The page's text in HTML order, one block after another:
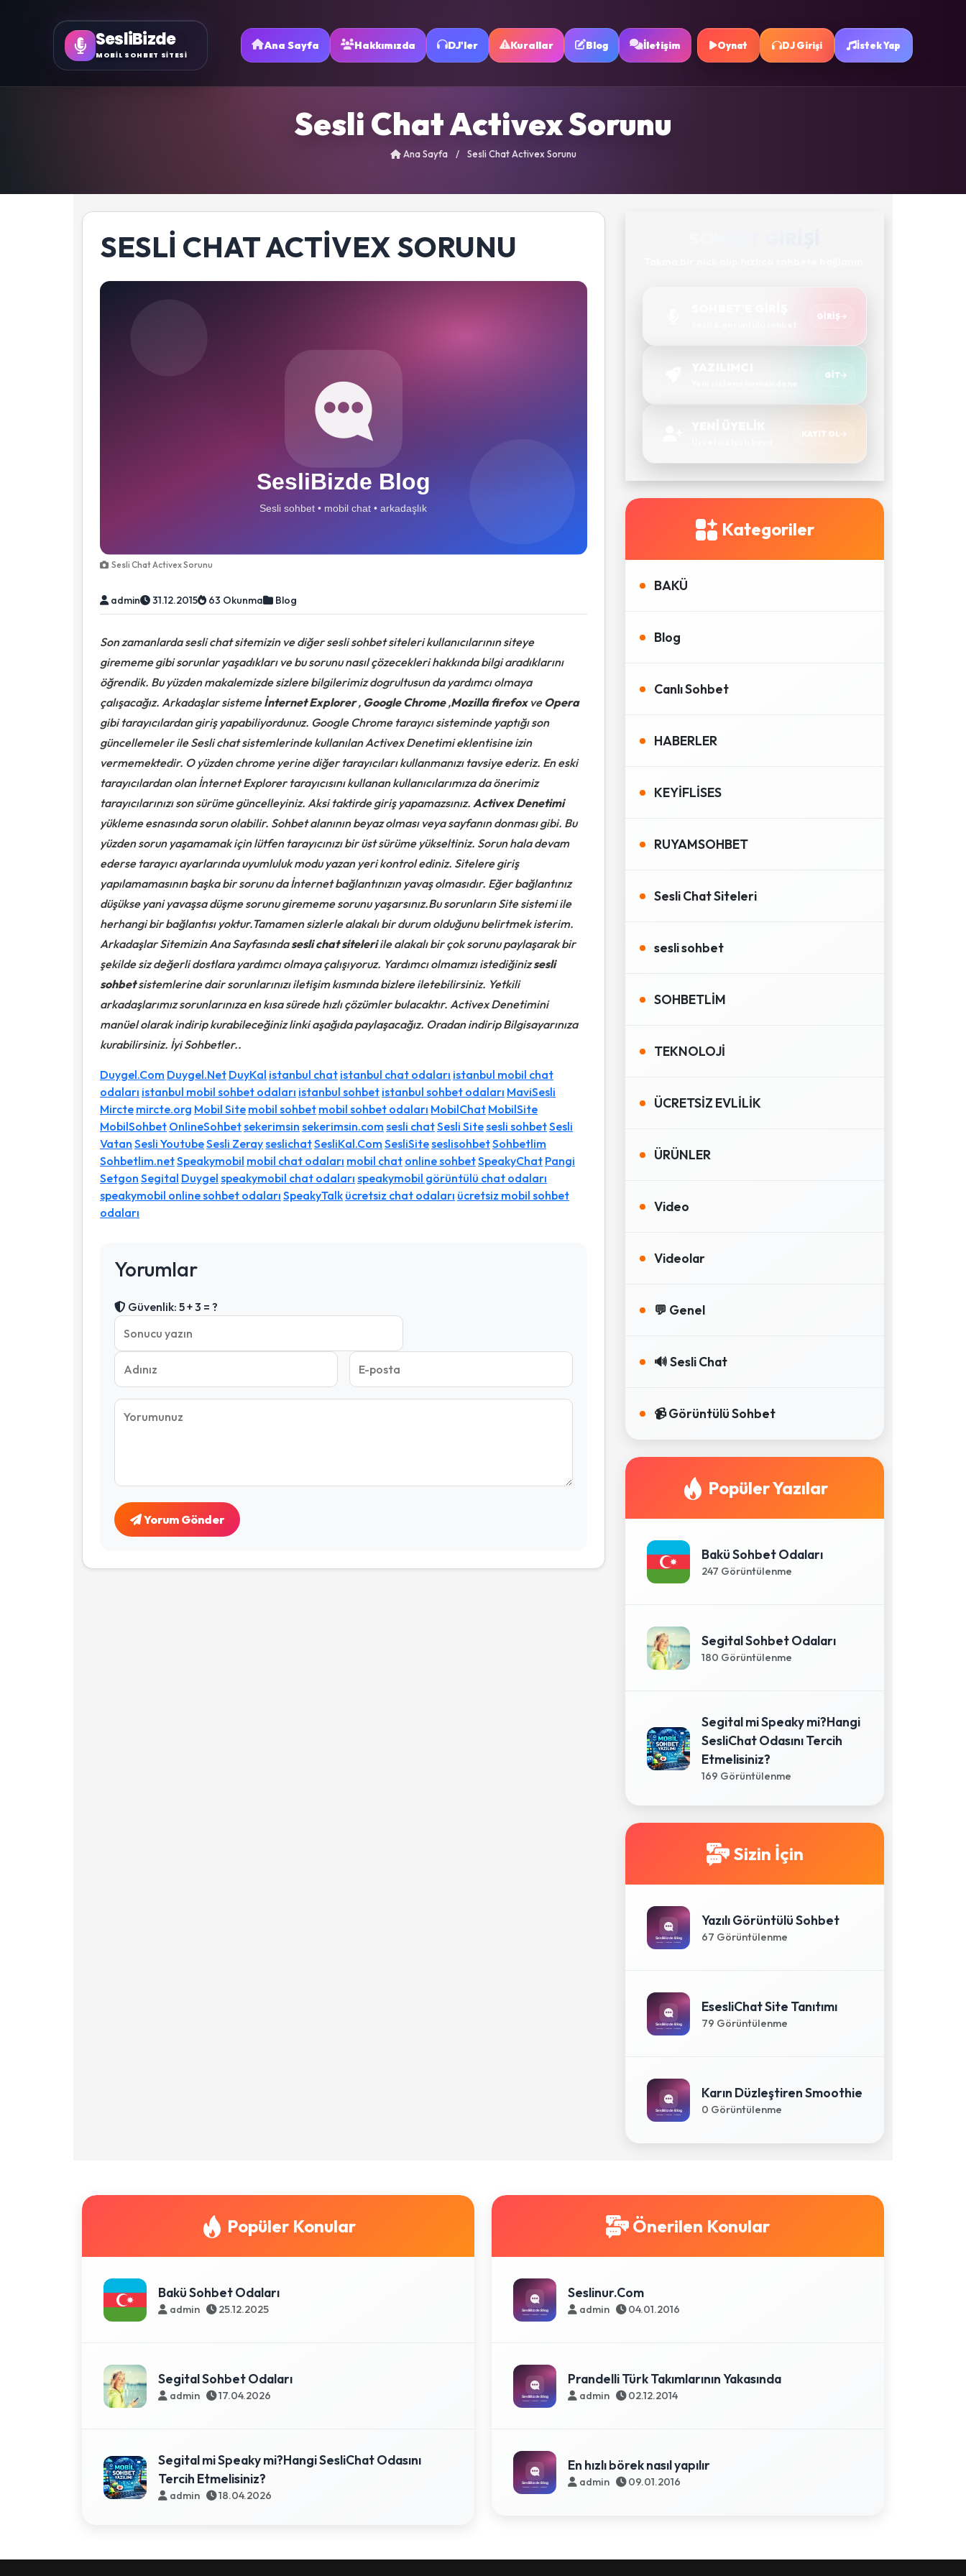
SesliBizde
MOBİL SOHBET SİTESİ
Ana Sayfa Hakkımızda DJ'ler Kurallar Blog İletişim Oynat DJ Girişi İstek Yap
Sesli Chat Activex Sorunu
Ana Sayfa / Sesli Chat Activex Sorunu
SESLI CHAT ACTIVEX SORUNU
Sesli Chat Activex Sorunu
admin 31.12.2015 63 Okunma Blog
Son zamanlarda sesli chat sitemizin ve diğer sesli sohbet siteleri kullanıcılarının siteye
girememe gibi sorunlar yaşadıkları ve bu sorunu nasıl çözecekleri hakkında bilgi aradıklarını
öğrendik. Bu yüzden makalemizde sizlere bilgilerimiz dogrultusun da yardımcı olmaya
çalışacağız. Arkadaşlar sistemeİnternet Explorer, Google Chrome,Mozilla firefoxveOpera
gibi tarayıcılardan giriş yapabiliyordunuz. Google Chrome tarayıcı sisteminde yaptığı son
güncellemeler ile Sesli chat sistemlerinde kullanılan Activex Denetimi eklentisine izin
vermemektedir. O yüzden chrome yerine diğer tarayıcıları kullanmanızı tavsiye ederiz. En eski
tarayıcılardan olan İnternet Explorer tarayıcısını kullanan kullanıcılarımıza da önerimiz
tarayıcılarınızı son sürüme güncelleyiniz. Aksi taktirde giriş yapamazsınız. Activex Denetimi
yükleme esnasında sorun olabilir. Sohbet alanının beyaz olması veya sayfanın donması gibi. Bu
yüzden sorun yaşamamak için lütfen tarayıcınızı bir üst sürüme yükseltiniz. Sorun hala devam
ederse tarayıcı ayarlarında uyumluluk modu yazan yeri kontrol ediniz. Sitelere giriş
yapılamamasının başka bir sorunu da İnternet bağlantınızın yavaş olmasıdır. Eğer bağlantınız
düşükse yani yavaşsa düşme sorunu girememe sorunu yaşarsınız.Bu sorunların Site sistemi ile
herhangi bir bağlantısı yoktur.Tamamen sizlerle alakalı bir durum olduğunu belirtmek isterim.
Arkadaşlar Sitemizin Ana Sayfasındasesli chat siteleriile alakalı bir çok sorunu paylaşarak bir
şekilde siz değerli dostlara yardımcı olmaya çalışıyoruz. Yardımcı olmamızı istediğinizsesli
sohbetsistemlerine dair sorunlarınızı iletişim kısmında bizlere iletebilirsiniz. Yetkili
arkadaşlarımız sorunlarınıza en kısa sürede hızlı çözümler bulacaktır. Activex Denetimini
manüel olarak indirip kurabileceğiniz linki aşağıda paylaşacağız. Oradan indirip Bilgisayarınıza
kurabilirsiniz. İyi Sohbetler..
Duygel.Com Duygel.Net DuyKal istanbul chat istanbul chat odaları istanbul mobil chat
odaları istanbul mobil sohbet odaları istanbul sohbet istanbul sohbet odaları MaviSesli
Mircte mircte.org Mobil Site mobil sohbet mobil sohbet odaları MobilChat MobilSite
MobilSohbet OnlineSohbetsekerimsin sekerimsin.com sesli chatSesli Sitesesli sohbetSesli
Vatan Sesli YoutubeSesli ZerayseslichatSesliKal.Com SesliSiteseslisohbetSohbetlim
Sohbetlim.netSpeakymobil mobil chat odaları mobil chat online sohbetSpeakyChat Pangi
Setgon Segital Duygel speakymobil chat odaları speakymobil görüntülü chat odaları
speakymobil online sohbet odaları SpeakyTalk ücretsiz chat odaları ücretsiz mobil sohbet
odaları
Yorumlar
Güvenlik: 5 + 3 = ?
Yorum Gönder
GIRIŞ
GIT
KAYIT OL
Kategoriler
BAKÜ
Blog
Canlı Sohbet
HABERLER
KEYİFLİSES
RUYAMSOHBET
Sesli Chat Siteleri
sesli sohbet
SOHBETLİM
TEKNOLOJİ
ÜCRETSİZ EVLİLİK
ÜRÜNLER
Video
Videolar
💬 Genel
🔊 Sesli Chat
📹 Görüntülü Sohbet
Popüler Yazılar
Bakü Sohbet Odaları
247 Görüntülenme
Segital Sohbet Odaları
180 Görüntülenme
Segital mi Speaky mi?Hangi
SesliChat Odasını Tercih
Etmelisiniz?
169 Görüntülenme
Sizin İçin
Yazılı Görüntülü Sohbet
67 Görüntülenme
EsesliChat Site Tanıtımı
79 Görüntülenme
Karın Düzleştiren Smoothie
0 Görüntülenme
Popüler Konular
Bakü Sohbet Odaları
admin 25.12.2025
Segital Sohbet Odaları
admin 17.04.2026
Segital mi Speaky mi?Hangi SesliChat Odasını
Tercih Etmelisiniz?
admin 18.04.2026
Önerilen Konular
Seslinur.Com
admin 04.01.2016
Prandelli Türk Takımlarının Yakasında
admin 02.12.2014
En hızlı börek nasıl yapılır
admin 09.01.2016